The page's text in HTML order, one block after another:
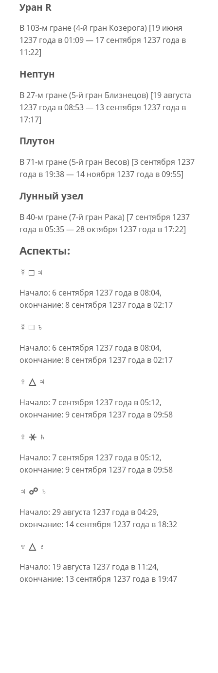
Уран R
В 103-м гране (4-й гран Козерога) [19 июня
1237 года в 01:09 — 17 сентября 1237 года в
11:22]
Нептун
В 27-м гране (5-й гран Близнецов) [19 августа
1237 года в 08:53 — 13 сентября 1237 года в
17:17]
Плутон
В 71-м гране (5-й гран Весов) [3 сентября 1237
года в 19:38 — 14 ноября 1237 года в 09:55]
Лунный узел
В 40-м гране (7-й гран Рака) [7 сентября 1237
года в 05:35 — 28 октября 1237 года в 17:22]
Аспекты:
☿ □ ♃
Начало: 6 сентября 1237 года в 08:04,
окончание: 8 сентября 1237 года в 02:17
☿ □ ♄
Начало: 6 сентября 1237 года в 08:04,
окончание: 8 сентября 1237 года в 02:17
♀ △ ♃
Начало: 7 сентября 1237 года в 05:12,
окончание: 9 сентября 1237 года в 09:58
♀ ⚹ ♄
Начало: 7 сентября 1237 года в 05:12,
окончание: 9 сентября 1237 года в 09:58
♃ ☍ ♄
Начало: 29 августа 1237 года в 04:29,
окончание: 14 сентября 1237 года в 18:32
♆ △ ♇
Начало: 19 августа 1237 года в 11:24,
окончание: 13 сентября 1237 года в 19:47